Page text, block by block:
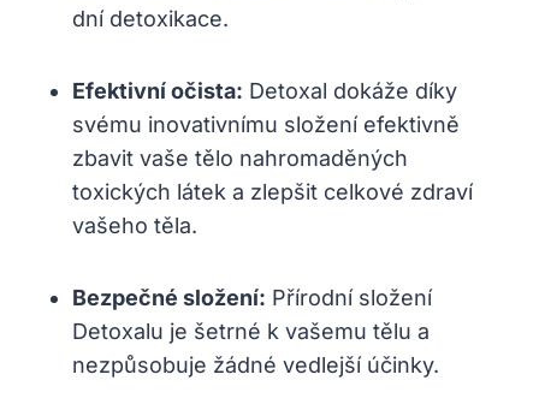
dní detoxikace.
Efektivní očista: Detoxal dokáže díky
svému inovativnímu složení efektivně
zbavit vaše tělo nahromaděných
toxických látek a zlepšit celkové zdraví
vašeho těla.
Bezpečné složení: Přírodní složení
Detoxalu je šetrné k vašemu tělu a
nezpůsobuje žádné vedlejší účinky.